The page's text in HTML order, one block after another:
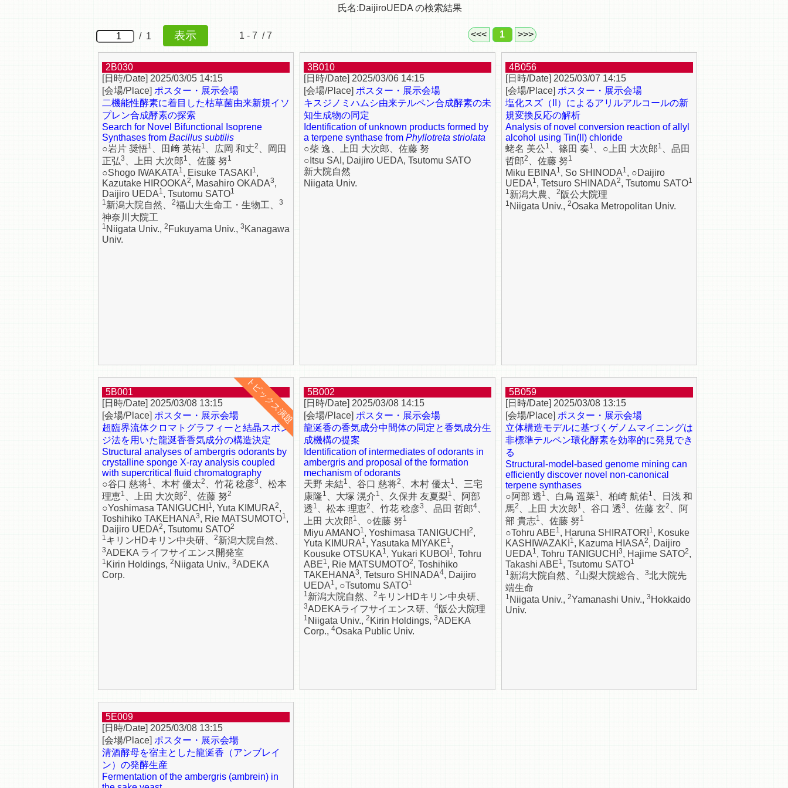
氏名:DaijiroUEDA の検索結果
/ 1 1 - 7 / 7 <<< 1 >>>
2B030
2025/03/05 14:15
ポスター・展示会場
二機能性酵素に着目した枯草菌由来新規イソ
プレン合成酵素の探索
Search for Novel Bifunctional Isoprene
Synthases from Bacillus subtilis
○岩片 奨悟1 、田﨑 英祐1 、広岡 和丈2
、岡田
正弘3 、上田 大次郎1 、佐藤 努1
○Shogo IWAKATA1, Eisuke TASAKI 1,
Kazutake HIROOKA2, Masahiro OKADA3,
Daijiro UEDA1, Tsutomu SATO1
1新潟大院自然、 2福山大生命工・生物工、 3
神奈川大院工
1 Niigata Univ., 2 Fukuyama Univ., 3 Kanagawa
Univ.
3B010
2025/03/06 14:15
ポスター・展示会場
キスジノミハムシ由来テルペン合成酵素の未
知生成物の同定
Identification of unknown products formed by
a terpene synthase from Phyllotreta striolata
○柴 逸、上田 大次郎、佐藤 努
○Itsu SAI, Daijiro UEDA, Tsutomu SATO
新大院自然
Niigata Univ.
4B056
2025/03/07 14:15
ポスター・展示会場
塩化スズ（II）によるアリルアルコールの新
規変換反応の解析
Analysis of novel conversion reaction of allyl
alcohol using Tin(II) chloride
蛯名 美公1 、篠田 奏1 、○上田 大次郎1
、品田
哲郎2 、佐藤 努1
Miku EBINA1, So SHINODA1, ○Daijiro
UEDA1, Tetsuro SHINADA2, Tsutomu SATO1
1新潟大農、 2 阪公大院理
1 Niigata Univ., 2Osaka Metropolitan Univ.
5B001
2025/03/08 13:15
ポスター・展示会場
超臨界流体クロマトグラフィーと結晶スポン
ジ法を用いた龍涎香香気成分の構造決定
Structural analyses of ambergris odorants by
crystalline sponge X-ray analysis coupled
with supercritical fluid chromatography
○谷口 慈将1 、木村 優太2 、竹花 稔彦3
、松本
理恵1 、上田 大次郎2 、佐藤 努2
○Yoshimasa TANIGUCHI 1, Yuta KIMURA2,
Toshihiko TAKEHANA3, Rie MATSUMOTO1,
Daijiro UEDA2, Tsutomu SATO2
1キリンHDキリン中央研、 2新潟大院自然、
3ADEKA ライフサイエンス開発室
1 Kirin Holdings, 2 Niigata Univ., 3ADEKA
Corp.
5B002
2025/03/08 14:15
ポスター・展示会場
龍涎香の香気成分中間体の同定と香気成分生
成機構の提案
Identification of intermediates of odorants in
ambergris and proposal of the formation
mechanism of odorants
天野 未結1 、谷口 慈将2 、木村 優太1
、三宅
康隆1 、大塚 滉介1 、久保井 友夏梨1
、阿部
透1 、松本 理恵2 、竹花 稔彦3 、品田 哲郎4
上田 大次郎1 、○佐藤 努1
Miyu AMANO1, Yoshimasa TANIGUCHI 2,
Yuta KIMURA1, Yasutaka MIYAKE1,
Kousuke OTSUKA1, Yukari KUBOI 1, Tohru
ABE1, Rie MATSUMOTO2, Toshihiko
TAKEHANA3, Tetsuro SHINADA4, Daijiro
UEDA1, ○Tsutomu SATO1
1新潟大院自然、 2キリンHDキリン中央研、
3ADEKAライフサイエンス研、 4阪公大院理
1 Niigata Univ., 2 Kirin Holdings, 3ADEKA
Corp., 4Osaka Public Univ.
5B059
2025/03/08 13:15
ポスター・展示会場
立体構造モデルに基づくゲノムマイニングは
非標準テルペン環化酵素を効率的に発見でき
る
Structural-model-based genome mining can
efficiently discover novel non-canonical
terpene synthases
○阿部 透1 、白鳥 遥菜1 、柏崎 航佑1
、日浅 和
馬2 、上田 大次郎1 、谷口 透3 、佐藤 玄2
、阿
部 貴志1 、佐藤 努1
○Tohru ABE1, Haruna SHIRATORI 1, Kosuke
KASHIWAZAKI 1, Kazuma HIASA2, Daijiro
UEDA1, Tohru TANIGUCHI 3, Hajime SATO2,
Takashi ABE1, Tsutomu SATO1
1新潟大院自然、 2山梨大院総合、 3北大院先
端生命
1 Niigata Univ., 2Yamanashi Univ., 3 Hokkaido
Univ.
5E009
2025/03/08 13:15
ポスター・展示会場
清酒酵母を宿主とした龍涎香（アンブレイ
ン）の発酵生産
Fermentation of the ambergris (ambrein) in